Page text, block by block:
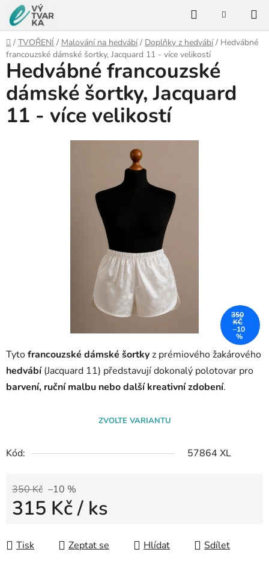
Přejít
na
obsah
HledatNÁKUPNÍ
Domů
/ TVOŘENÍ / Malování na hedvábí / Doplňky z hedvábí / Hedvábné
francouzské dámské šortky, Jacquard 11 - více velikostí
Tytofrancouzské dámské šortkyz prémiového žakárového
hedvábí(Jacquard 11) představují dokonalý polotovar pro
barvení, ruční malbu nebo další kreativní zdobení.
ZVOLTE VARIANTU
Kód: 57864 XL
350 Kč –10 %
315 Kč/ ks
Tisk
Zeptat se Hlídat Sdílet
Hedvábné francouzské
dámské šortky, Jacquard
11 - více velikostí
350
KČ
–10
%